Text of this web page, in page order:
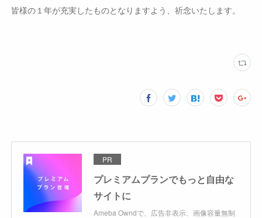
皆様の１年が充実したものとなりますよう、祈念いたします。
PR
プレミアムプランでもっと自由な
サイトに
Ameba Owndで、広告非表示、画像容量無制